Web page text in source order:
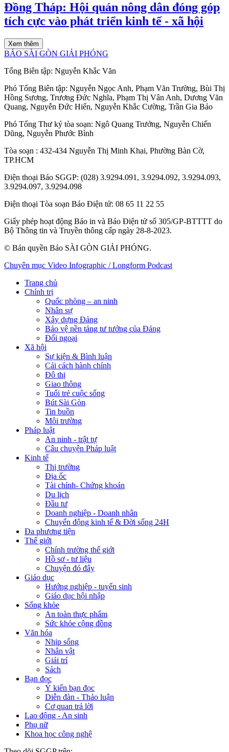
Đồng Tháp: Hội quán nông dân đóng góp
tích cực vào phát triển kinh tế - xã hội
Xem thêm
BÁO SÀI GÒN GIẢI PHÓNG
Tổng Biên tập: Nguyễn Khắc Văn
Phó Tổng Biên tập: Nguyễn Ngọc Anh, Phạm Văn Trường, Bùi Thị
Hồng Sương, Trương Đức Nghĩa, Phạm Thị Vân Anh, Dương Văn
Quang, Nguyễn Đức Hiển, Nguyễn Khắc Cường, Trần Gia Bảo
Phó Tổng Thư ký tòa soạn: Ngô Quang Trưởng, Nguyễn Chiến
Dũng, Nguyễn Phước Bình
Tòa soạn : 432-434 Nguyễn Thị Minh Khai, Phường Bàn Cờ,
TP.HCM
Điện thoại Báo SGGP: (028) 3.9294.091, 3.9294.092, 3.9294.093,
3.9294.097, 3.9294.098
Điện thoại Tòa soạn Báo Điện tử: 08 65 11 22 55
Giấy phép hoạt động Báo in và Báo Điện tử số 305/GP-BTTTT do
Bộ Thông tin và Truyền thông cấp ngày 28-8-2023.
© Bản quyền Báo SÀI GÒN GIẢI PHÓNG.
Chuyên mục Video Infographic / Longform Podcast
Trang chủ
Chính trị
Quốc phòng – an ninh
Nhân sự
Xây dựng Đảng
Bảo vệ nền tảng tư tưởng của Đảng
Đối ngoại
Xã hội
Sự kiện & Bình luận
Cải cách hành chính
Đô thị
Giao thông
Tuổi trẻ cuộc sống
Bút Sài Gòn
Tin buồn
Môi trường
Pháp luật
An ninh - trật tự
Câu chuyện Pháp luật
Kinh tế
Thị trường
Địa ốc
Tài chính- Chứng khoán
Du lịch
Đầu tư
Doanh nghiệp - Doanh nhân
Chuyển động kinh tế & Đời sống 24H
Đa phương tiện
Thế giới
Chính trường thế giới
Hồ sơ - tư liệu
Chuyện đó đây
Giáo dục
Hướng nghiệp - tuyển sinh
Giáo dục hội nhập
Sống khỏe
An toàn thực phẩm
Sức khỏe cộng đồng
Văn hóa
Nhịp sống
Nhân vật
Giải trí
Sách
Bạn đọc
Ý kiến bạn đọc
Diễn đàn - Thảo luận
Cơ quan trả lời
Lao động - An sinh
Phụ nữ
Khoa học công nghệ